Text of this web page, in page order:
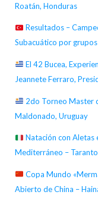
Roatán, Honduras
Resultados –
Subacuático por
El 42 Bucea,
Jeannete Ferraro,
2do Torneo Master
Maldonado, Uruguay
Natación con Aletas
Mediterráneo –
Copa Mundo
Abierto de China –